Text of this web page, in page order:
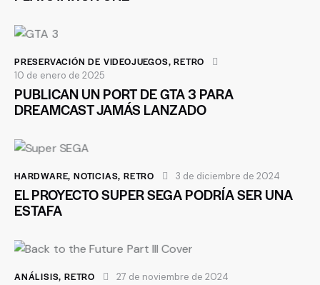
PRESERVACIÓN DE VIDEOJUEGOS,RETRO
10 de enero de 2025
PUBLICAN UN PORT DE GTA 3 PARA
DREAMCAST JAMÁS LANZADO
HARDWARE,NOTICIAS,RETRO 3 de diciembre de 2024
EL PROYECTO SUPER SEGA PODRÍA SER UNA
ESTAFA
ANÁLISIS,RETRO 27 de noviembre de 2024